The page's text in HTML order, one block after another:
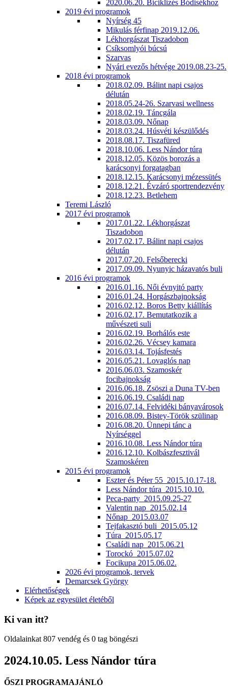
2020.06.20. Biciklizés Bódisékhoz
2019 évi programok
Nyírség 45
Mikulás férfinap 2019.12.06.
Lékhorgászat Tiszadobon
Csíksomlyói búcsú
Szarvas
Nyári evezős hétvége 2019.08.23-25.
2018 évi programok
2018.02.09. Bálint napi csajos
délután
2018.05.24-26. Szarvasi wellness
2018.02.19. Táncgála
2018.03.09. Nőnap
2018.03.24. Húsvéti készülődés
2018.08.17. Tiszafüred
2018.10.06. Less Nándor túra
2018.12.05. Közös borozás a
karácsonyi forgatagban
2018.12.15. Karácsonyi mézessütés
2018.12.21. Évzáró sportrendezvény
2018.12.23. Betlehem
Teremi László
2017 évi programok
2017.01.22. Lékhorgászat
Tiszadobon
2017.02.17. Bálint napi csajos
délután
2017.07.20. Felsőberecki
2017.09.09. Nyunyic házavatós buli
2016 évi programok
2016.01.16. Női évnyitó party
2016.01.24. Horgászbajnokság
2016.02.12. Boros Betty kiállítás
2016.02.17. Bemutatkozik a
művészeti suli
2016.02.19. Borhálós este
2016.02.26. Vécsey kamara
2016.03.14. Tojásfestés
2016.05.21. Lovaglós nap
2016.06.03. Szamoskér
focibajnokság
2016.06.18. Zsöszi a Duna TV-ben
2016.06.19. Családi nap
2016.07.14. Felvidéki bányavárosok
2016.08.09. Bistey-Török szülinap
2016.08.20. Ünnepi tánc a
Nyírséggel
2016.10.08. Less Nándor túra
2016.12.10. Kolbászfesztivál
Szamoskéren
2015 évi programok
Eszter és Péter 55_2015.10.17-18.
Less Nándor túra_2015.10.10.
Peca-party_2015.09.25-27
Valentin nap_2015.02.14
Nőnap_2015.03.07
Tejfakasztó buli_2015.05.12
Túra_2015.05.17
Családi nap_2015.06.21
Torockó_2015.07.02
Focikupa 2015.06.02.
2026 évi programok, tervek
Demarcsek György
Elérhetőségek
Képek az egyesület életéből
Ki van itt?
Oldalainkat 807 vendég és 0 tag böngészi
2024.10.05. Less Nándor túra
ŐSZI PROGRAMAJÁNLÓ